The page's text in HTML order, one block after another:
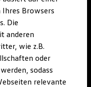
Browsers
Die
anderen
wie z.B.
oder
sodass
relevante